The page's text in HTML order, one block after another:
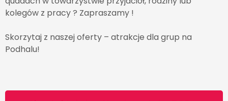
kolegów z pracy ? Zapraszamy !
Skorzytaj z naszej oferty – atrakcje dla grup na
Podhalu!